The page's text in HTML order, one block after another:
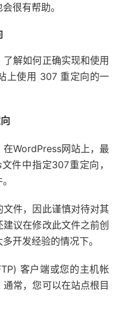
很有帮助。
解如何正确实现和使用
上使用 307 重定向的一
WordPress网站上，最
文件中指定307重定向，
件，因此谨慎对待对其
议在修改此文件之前创
开发经验的情况下。
客户端或您的主机帐
常，您可以在站点根目